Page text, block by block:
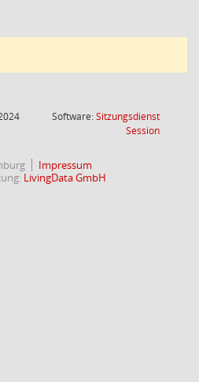
Software:Sitzungsdienst
Session(Wird in
Impressum
LivingData GmbH